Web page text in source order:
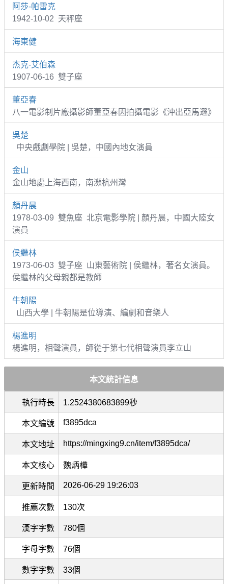
阿莎-帕雷克
1942-10-02 天秤座
海東健
杰克-艾伯森
1907-06-16 雙子座
董亞春
八一電影制片廠攝影師董亞春因拍攝電影《沖出亞馬遜》
吳楚
中央戲劇學院 | 吳楚，中國內地女演員
金山
金山地處上海西南，南瀕杭州灣
顏丹晨
1978-03-09 雙魚座 北京電影學院 | 顏丹晨，中國大陸女
演員
侯繼林
1973-06-03 雙子座 山東藝術院 | 侯繼林，著名女演員。
侯繼林的父母親都是教師
牛朝陽
山西大學 | 牛朝陽是位導演、編劇和音樂人
楊進明
楊進明，相聲演員，師從于第七代相聲演員李立山
本文統計信息
執行時長 1.2524380683899秒
本文編號 f3895dca
本文地址 https://mingxing9.cn/item/f3895dca/
本文核心 魏炳樺
更新時間 2026-06-29 19:26:03
推薦次數 130次
漢字字數 780個
字母字數 76個
數字字數 33個